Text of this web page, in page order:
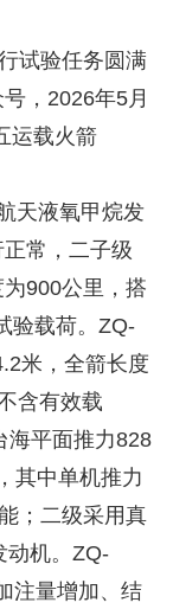
试验任务圆满
，2026年5月
运载火箭
天液氧甲烷发
常，二子级
900公里，搭
验载荷。ZQ-
米，全箭长度
含有效载
海平面推力828
其中单机推力
；二级采用真
动机。ZQ-
注量增加、结